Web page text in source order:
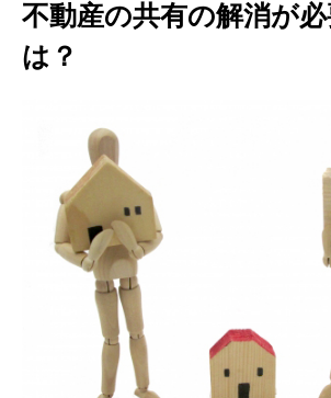
不動産の共有の解消が
は？